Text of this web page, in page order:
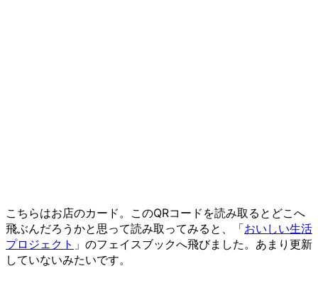
こちらはお店のカード。このQRコードを読み取るとどこへ
飛ぶんだろうかと思って読み取ってみると、「おいしい生活
プロジェクト 」のフェイスブックへ飛びました。あまり更新
していないみたいです。